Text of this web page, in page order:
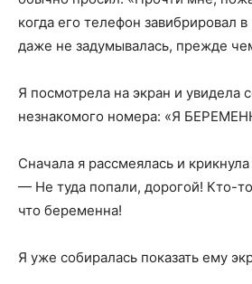
когда его телефон завибрировал
даже не задумывалась, прежде
Я посмотрела на экран и увидела
незнакомого номера: «Я
Сначала я рассмеялась и
— Не туда попали, дорогой! Кто-
что беременна!
Я уже собиралась показать ему